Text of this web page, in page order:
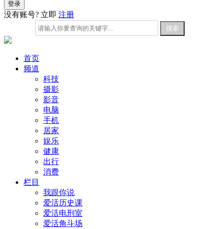
没有账号? 立即 注册
首页
频道
科技
摄影
影音
电脑
手机
居家
娱乐
健康
出行
消费
栏目
我跟你说
爱活历史课
爱活电刑室
爱活角斗场